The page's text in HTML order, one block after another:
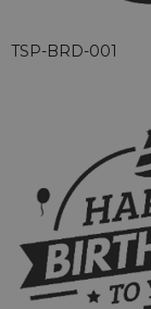
TSP-BRD-001